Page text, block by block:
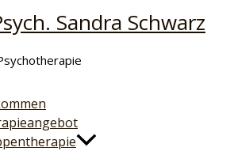
Sandra Schwarz